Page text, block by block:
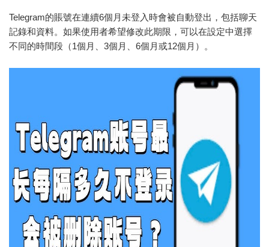
Telegram的賬號在連續6個月未登入時會被自動登出，包括聊天
記錄和資料。如果使用者希望修改此期限，可以在設定中選擇
不同的時間段（1個月、3個月、6個月或12個月）。